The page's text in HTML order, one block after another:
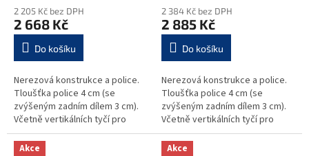
2 205 Kč bez DPH
2 668 Kč
Do košíku
Nerezová konstrukce a police.
Tloušťka police 4 cm (se
zvýšeným zadním dílem 3 cm).
Včetně vertikálních tyčí pro
upevnění na stěnu - výška 35
cm. Police a upevňovací tyče
2 384 Kč bez DPH
2 885 Kč
Do košíku
Nerezová konstrukce a police.
Tloušťka police 4 cm (se
zvýšeným zadním dílem 3 cm).
Včetně vertikálních tyčí pro
upevnění na stěnu - výška 35
cm. Police a upevňovací tyče
Akce Akce